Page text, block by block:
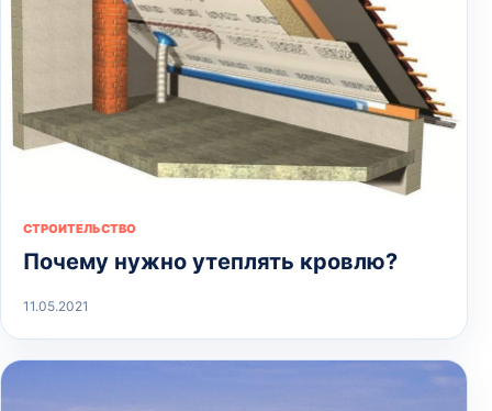
СТРОИТЕЛЬСТВО
Почему нужно утеплять кровлю?
11.05.2021